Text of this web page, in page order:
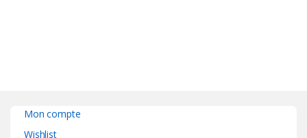
Mon compte
Wishlist